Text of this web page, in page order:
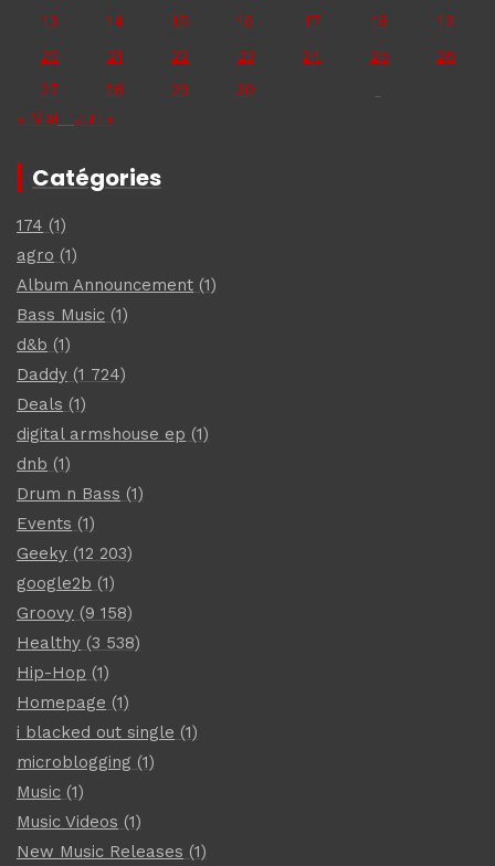
13 14 15 16 17 18
19
20
21 22 23 24 25
26
27
28 29
30
« Mai
Juil »
Catégories
174 (1)
agro (1)
Album Announcement (1)
Bass Music (1)
d&b (1)
Daddy (1 724)
Deals (1)
digital armshouse ep (1)
dnb (1)
Drum n Bass (1)
Events (1)
Geeky (12 203)
google2b (1)
Groovy (9 158)
Healthy (3 538)
Hip-Hop (1)
Homepage (1)
i blacked out single (1)
microblogging (1)
Music (1)
Music Videos (1)
New Music Releases (1)